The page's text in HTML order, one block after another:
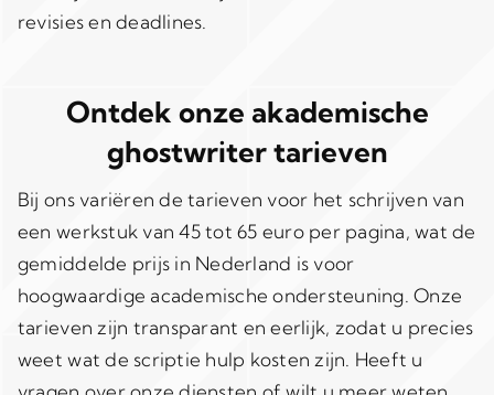
revisies en deadlines.
Ontdek onze akademische
ghostwriter tarieven
Bij ons variëren de tarieven voor het schrijven van
een werkstuk van 45 tot 65 euro per pagina, wat de
gemiddelde prijs in Nederland is voor
hoogwaardige academische ondersteuning. Onze
tarieven zijn transparant en eerlijk, zodat u precies
weet wat de scriptie hulp kosten zijn. Heeft u